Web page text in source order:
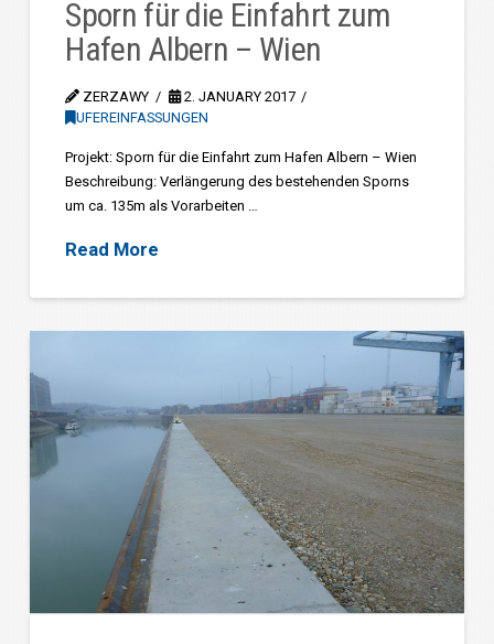
Sporn für die Einfahrt zum
Hafen Albern – Wien
ZERZAWY
2. JANUARY 2017
UFEREINFASSUNGEN
Projekt: Sporn für die Einfahrt zum Hafen Albern – Wien
Beschreibung: Verlängerung des bestehenden Sporns
um ca. 135m als Vorarbeiten …
Read More